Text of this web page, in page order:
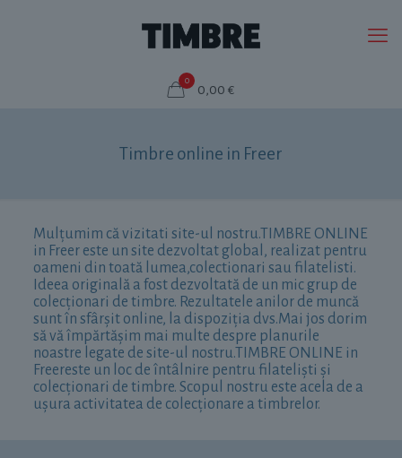
0
0,00 €
Timbre online in Freer
Mulțumim că vizitati site-ul nostru.TIMBRE ONLINE
in Freer este un site dezvoltat global, realizat pentru
oameni din toată lumea,colectionari sau filatelisti.
Ideea originală a fost dezvoltată de un mic grup de
colecționari de timbre. Rezultatele anilor de muncă
sunt în sfârșit online, la dispoziția dvs.Mai jos dorim
să vă împărtășim mai multe despre planurile
noastre legate de site-ul nostru.TIMBRE ONLINE in
Freereste un loc de întâlnire pentru filateliști și
colecționari de timbre. Scopul nostru este acela de a
ușura activitatea de colecționare a timbrelor.